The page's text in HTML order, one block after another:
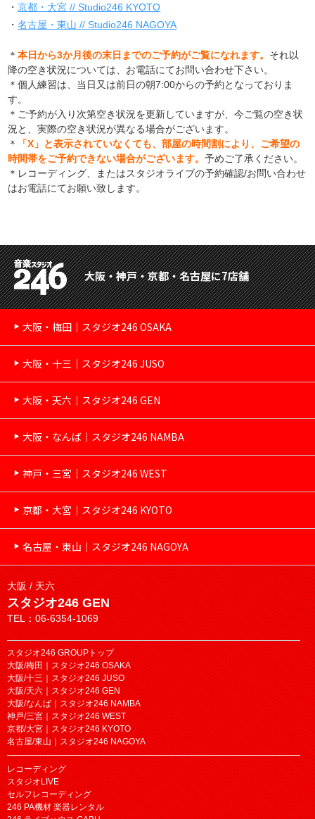
・京都・大宮 // Studio246 KYOTO
・名古屋・東山 // Studio246 NAGOYA
＊本日から3か月後の末日までのご予約がご覧になれます。 それ以
降の空き状況については、お電話にてお問い合わせ下さい。
＊個人練習は、当日又は前日の朝7:00からの予約となっておりま
す。
＊ご予約が入り次第空き状況を更新していますが、今ご覧の空き状
況と、実際の空き状況が異なる場合がございます。
＊
「X」と表示されていなくても、部屋の時間割により、ご希望の
時間帯をご予約できない場合がございます。予めご了承ください。
＊レコーディング、またはスタジオライブの予約確認/お問い合わせ
はお電話にてお願い致します。
大阪・神戸・京都・名古屋に7店舗
大阪・梅田｜スタジオ246 OSAKA
大阪・十三｜スタジオ246 JUSO
大阪・天六｜スタジオ246 GEN
大阪・なんば｜スタジオ246 NAMBA
神戸・三宮｜スタジオ246 WEST
京都・大宮｜スタジオ246 KYOTO
名古屋・東山｜スタジオ246 NAGOYA
大阪 / 天六
スタジオ246 GEN
TEL：06-6354-1069
スタジオ246 GROUPトップ
大阪/梅田｜スタジオ246 OSAKA
大阪/十三｜スタジオ246 JUSO
大阪/天六｜スタジオ246 GEN
大阪/なんば｜スタジオ246 NAMBA
神戸/三宮｜スタジオ246 WEST
京都/大宮｜スタジオ246 KYOTO
名古屋/東山｜スタジオ246 NAGOYA
レコーディング
スタジオLIVE
セルフレコーディング
246 PA機材 楽器レンタル